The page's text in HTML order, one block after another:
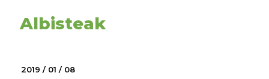
Albisteak
2019 / 01 / 08